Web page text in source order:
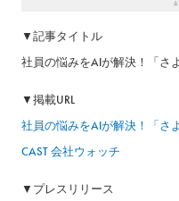
▼記事タイトル
社員の悩みをAIが解決！「さ
▼掲載URL
社員の悩みをAIが解決！「さ
CAST 会社ウォッチ
▼プレスリリース